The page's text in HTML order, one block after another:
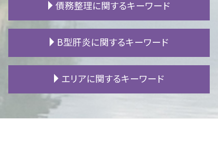
成年後見 申し立て
公正証書遺言 とは
相続放棄 手続き
遺留分 遺言
相続 順位
遺留分減殺請求 生前贈与
財産目録 作成
相続財産調査 自分で
マンション 騒音
不動産 契約書
騒音 苦情
不動産 相談
明け渡し 訴訟
立ち退き 弁護士
賃貸 フローリング 傷
マンション トラブル
後遺障害 慰謝料
交通事故 慰謝料 相場
追突事故 慰謝料
追突事故 過失割合
労災 後遺障害 診断書
後遺障害 申請
人身事故 示談
事故 自賠責保険
離婚 原因
身上監護権 とは
姑 同居 離婚
不倫 親権
養育費 再婚
浮気 慰謝料 相場
親権 裁判
離婚 デメリット
債務整理に関するキーワード
民事再生 メリット
破産 手続
借金 差し押さえ
旦那 借金
借金 貯金
過払い 期限
B型肝炎に関するキーワード
B型肝炎 キャリア
B型肝炎 原因
B型肝炎 ワクチン
B型肝炎 給付金 対象外
エリアに関するキーワード
一宮市 債務整理 相談
安城市 債務整理 相談